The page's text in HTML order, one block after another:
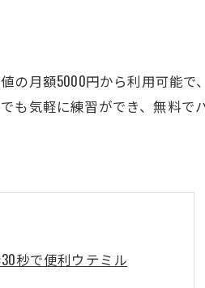
の月額5000円から利用可能で
も気軽に練習ができ、無料で
秒で便利ウテミル